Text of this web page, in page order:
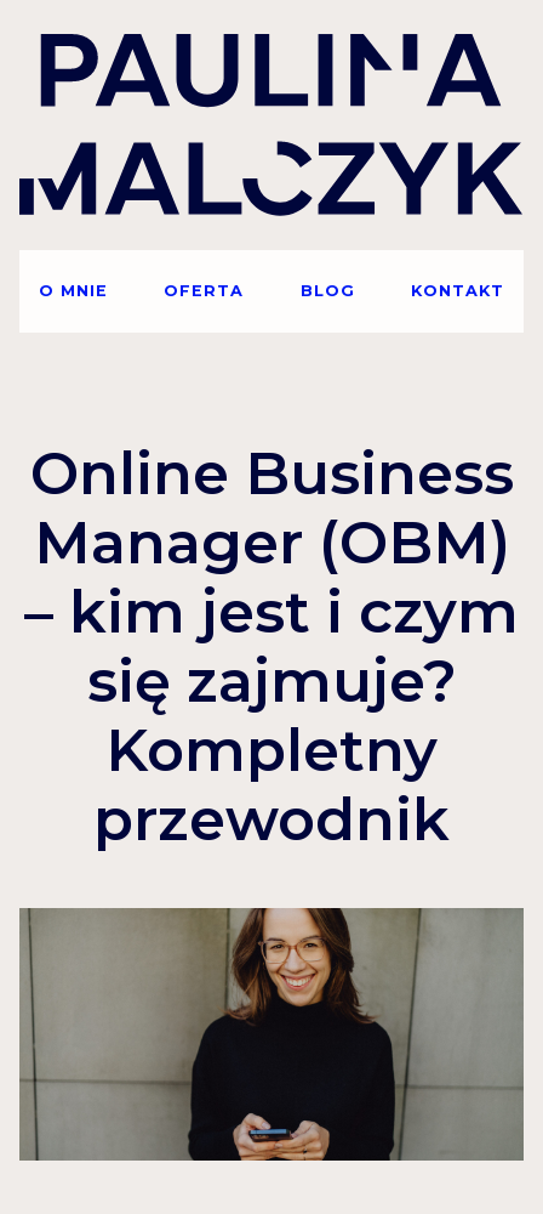
O MNIE OFERTA BLOG KONTAKT
Online Business
Manager (OBM)
– kim jest i czym
się zajmuje?
Kompletny
przewodnik